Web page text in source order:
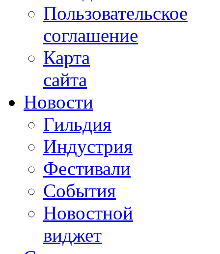
Пользовательское
соглашение
Карта
сайта
Новости
Гильдия
Индустрия
Фестивали
События
Новостной
виджет